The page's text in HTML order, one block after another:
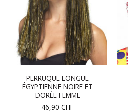
PERRUQUE LONGUE
ÉGYPTIENNE NOIRE ET
DORÉE FEMME
46,90 CHF